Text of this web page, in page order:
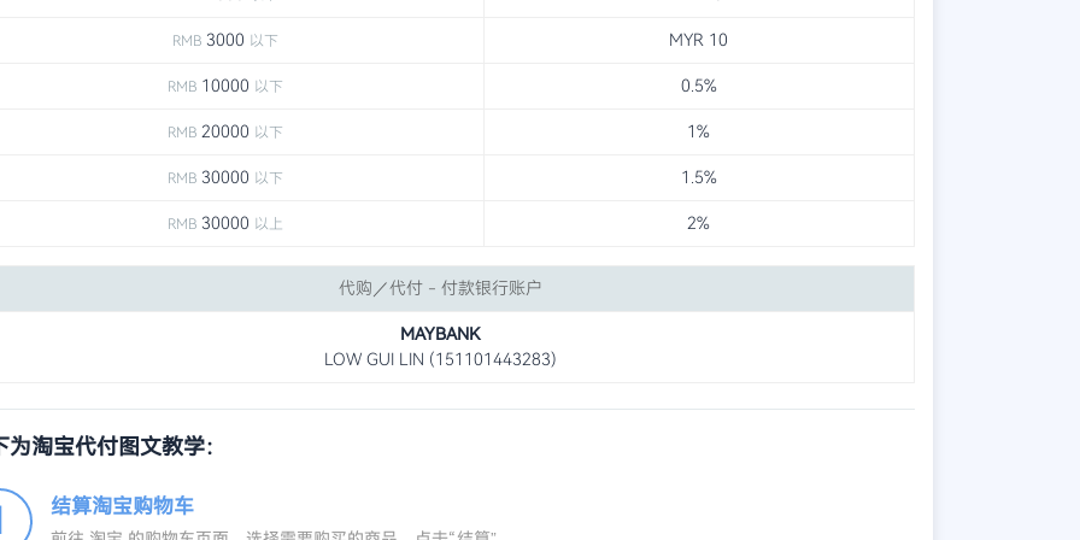
RMB3000 以下 MYR 10
RMB10000 以下 0.5%
RMB20000 以下 1%
RMB30000 以下 1.5%
RMB30000 以上 2%
代购／代付 - 付款银行账户
MAYBANK
LOW GUI LIN (151101443283)
为淘宝代付图文教学：
结算淘宝购物车